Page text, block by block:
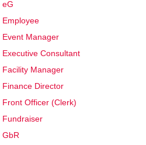
eG
Employee
Event Manager
Executive Consultant
Facility Manager
Finance Director
Front Officer (Clerk)
Fundraiser
GbR